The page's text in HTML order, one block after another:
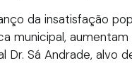
da insatisfação
municipal,
Dr. Sá Andrade,